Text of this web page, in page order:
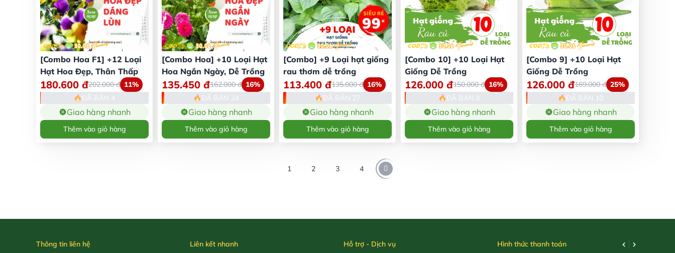
[Combo Hoa F1] +12 Loại
Hạt Hoa Đẹp, Thân Thấp
180.600 đ202.000đ 11%
ĐÃ BÁN 4
Giao hàng nhanh
Thêm vào giỏ hàng
[Combo Hoa] +10 Loại Hạt
Hoa Ngắn Ngày, Dễ Trồng
135.450 đ162.000đ 16%
ĐÃ BÁN 24
Giao hàng nhanh
Thêm vào giỏ hàng
[Combo] +9 Loại hạt giống
rau thơm dễ trồng
113.400 đ135.000đ 16%
ĐÃ BÁN 27
Giao hàng nhanh
Thêm vào giỏ hàng
[Combo 10] +10 Loại Hạt
Giống Dễ Trồng
126.000 đ150.000đ 16%
ĐÃ BÁN 8
Giao hàng nhanh
Thêm vào giỏ hàng
[Combo 9] +10 Loại Hạt
Giống Dễ Trồng
126.000 đ169.000đ 25%
ĐÃ BÁN 10
Giao hàng nhanh
Thêm vào giỏ hàng
1 2 3 4
Thông tin liên hệ Liên kết nhanh Hỗ trợ - Dịch vụ Hình thức thanh toán